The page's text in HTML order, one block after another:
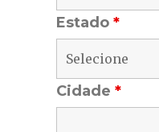
Estado *
Cidade *